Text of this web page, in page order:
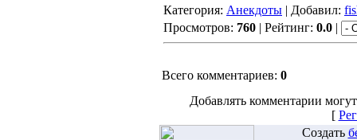
Категория: Анекдоты | Добавил:
Просмотров: 760 | Рейтинг: 0.0 |
Всего комментариев: 0
Добавлять комментарии
[
Создать